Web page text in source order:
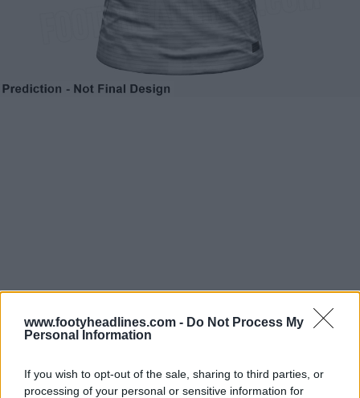
www.footyheadlines.com - Do Not Process My
Personal Information
If you wish to opt-out of the sale, sharing to third parties, or
processing of your personal or sensitive information for